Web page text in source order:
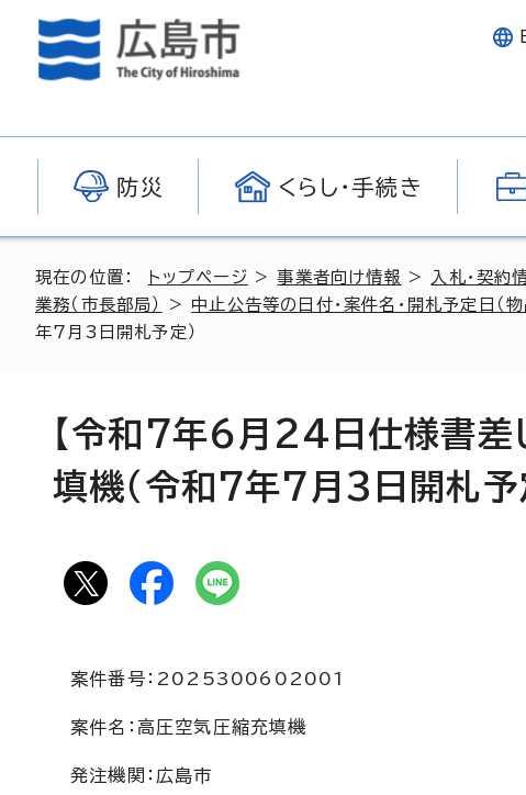
防災 くらし・手続き
現在の位置： トップページ >事業者向け情報 > 入札・契約
業務（市長部局）
> 中止公告等の日付・案件名・開札予定日（
年7月3日開札予定）
【令和7年6月24日仕様書差
填機（令和7年7月3日開札予
案件番号：2025300602001
案件名：高圧空気圧縮充填機
発注機関：広島市